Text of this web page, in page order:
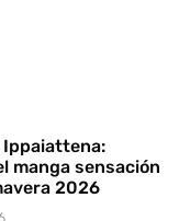
manga sensación
2026